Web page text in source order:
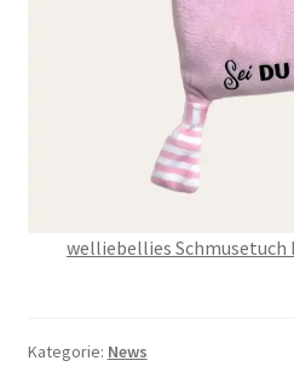
welliebellies Schmusetuch
Kategorie: News